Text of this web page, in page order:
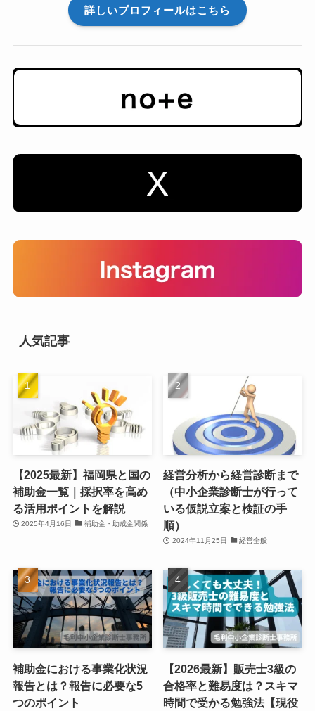
詳しいプロフィールはこちら
人気記事
【2025最新】福岡県と国の
補助金一覧｜採択率を高め
る活用ポイントを解説
2025年4月16日 補助金・助成金関係
経営分析から経営診断まで
（中小企業診断士が行って
いる仮説立案と検証の手
順）
2024年11月25日 経営全般
補助金における事業化状況
報告とは？報告に必要な5
つのポイント
【2026最新】販売士3級の
合格率と難易度は？スキマ
時間で受かる勉強法【現役